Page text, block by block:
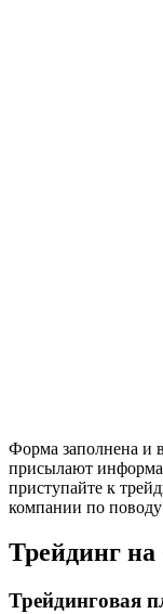
Форма заполнена и
присылают
приступайте к
компании по
Трейдинг